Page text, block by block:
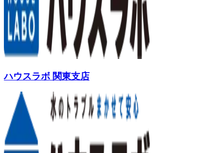
ハウスラボ 関東支店